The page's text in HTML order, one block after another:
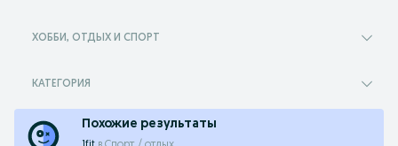
ХОББИ, ОТДЫХ И СПОРТ
КАТЕГОРИЯ
Похожие результаты